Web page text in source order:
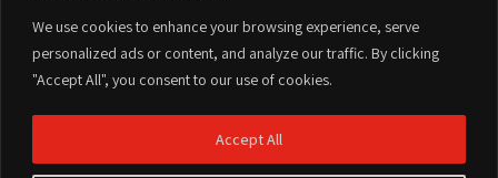
We use cookies to enhance your browsing experience, serve
personalized ads or content, and analyze our traffic. By clicking
"Accept All", you consent to our use of cookies.
Accept All